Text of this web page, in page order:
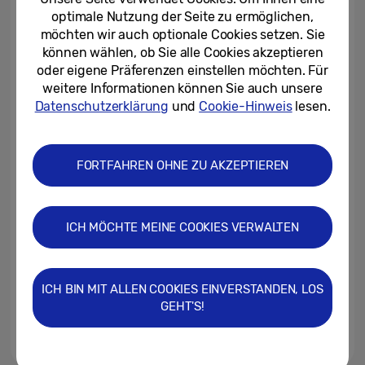
23.06.2022
Samsung bringt Farbe in die
Küche: Bespoke Kühlschränke
kommen nach Deutschland
CE Summit 2021: Samsung
Hausgeräte lädt zum digitalen
24.03.2021
30.08.2017
optimale Nutzung der Seite zu ermöglichen,
möchten wir auch optionale Cookies setzen. Sie
können wählen, ob Sie alle Cookies akzeptieren
oder eigene Präferenzen einstellen möchten. Für
weitere Informationen können Sie auch unsere
Datenschutzerklärung und Cookie-Hinweislesen.
FORTFAHREN OHNE ZU AKZEPTIEREN
ICH MÖCHTE MEINE COOKIES VERWALTEN
ICH BIN MIT ALLEN COOKIES EINVERSTANDEN, LOS
GEHT'S!